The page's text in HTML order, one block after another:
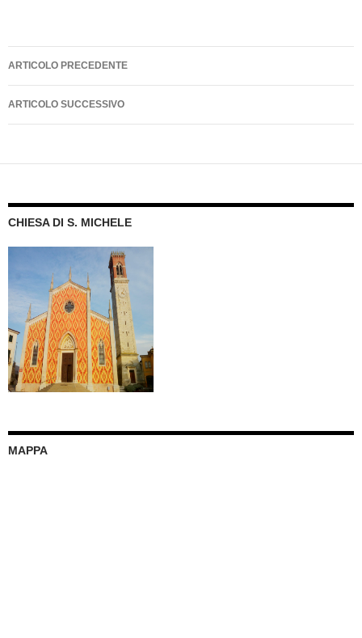
Navigazione
articolo
ARTICOLO PRECEDENTE
ARTICOLO SUCCESSIVO
CHIESA DI S. MICHELE
MAPPA